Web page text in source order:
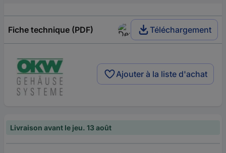
Fiche technique (PDF) Téléchargement
Ajouter à la liste d'achat
Livraison avant le jeu. 13 août